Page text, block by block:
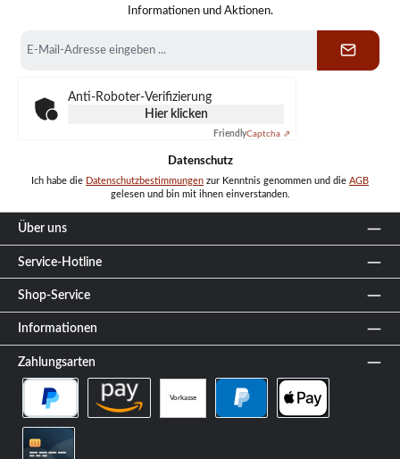
Informationen und Aktionen.
Mail-
Anti-Roboter-Verifizierung
Hier klicken
FriendlyCaptcha ⇗
Datenschutz
Ich habe die Datenschutzbestimmungen zur Kenntnis genommen und die AGB
gelesen und bin mit ihnen einverstanden.
Über uns
Service-Hotline
Shop-Service
Informationen
Zahlungsarten
Vorkasse
PayPal Später Bezahlen